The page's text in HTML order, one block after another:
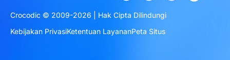
Crocodic © 2009-2026 | Hak Cipta Dilindungi
Kebijakan PrivasiKetentuan LayananPeta Situs